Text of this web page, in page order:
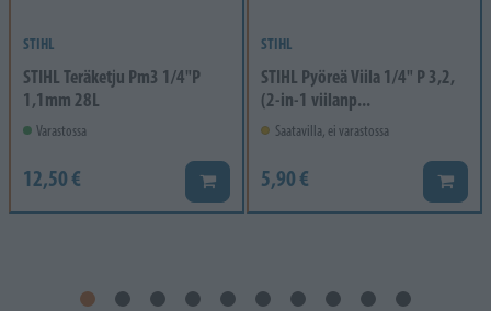
STIHL
STIHL Teräketju Pm3 1/4"P
1,1mm 28L
Varastossa
12,50 € Lisää koriin
STIHL
STIHL Pyöreä Viila 1/4" P 3,2,
(2-in-1 viilanp...
Saatavilla, ei varastossa
5,90 € Lisää